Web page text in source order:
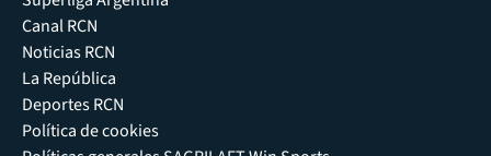
Canal RCN
Noticias RCN
La República
Deportes RCN
Política de cookies